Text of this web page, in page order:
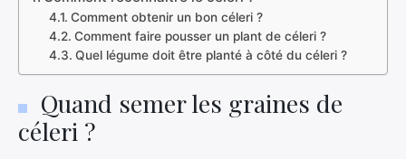
Comment obtenir un bon céleri ?
Comment faire pousser un plant de céleri ?
Quel légume doit être planté à côté du céleri ?
Quand semer les graines de
céleri ?